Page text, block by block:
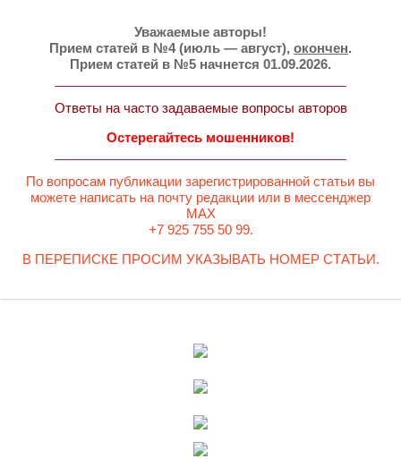
Уважаемые авторы!
Прием статей в №4 (июль — август), окончен.
Прием статей в №5 начнется 01.09.2026.
Ответы на часто задаваемые вопросы авторов
Остерегайтесь мошенников!
По вопросам публикации зарегистрированной статьи вы
можете написать на почту редакции или в мессенджер
MAX
+7 925 755 50 99.
В ПЕРЕПИСКЕ ПРОСИМ УКАЗЫВАТЬ НОМЕР СТАТЬИ.